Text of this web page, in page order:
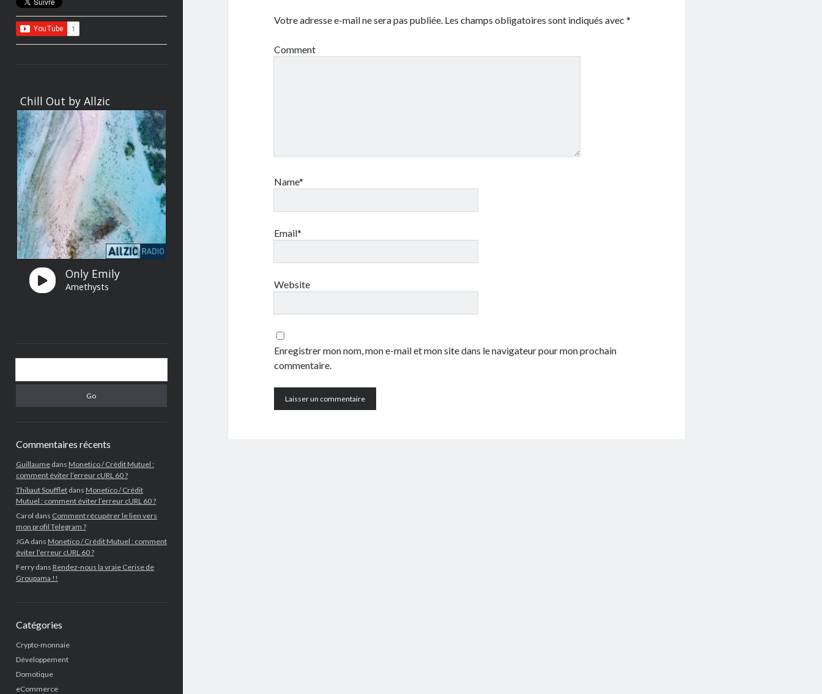
Commentaires récents
Guillaumedans Monetico / Crédit Mutuel :
comment éviter l’erreur cURL 60 ?
Thibaut Souffletdans Monetico / Crédit
Mutuel : comment éviter l’erreur cURL 60 ?
Carol dans Comment récupérer le lien vers
mon profil Telegram ?
JGAdans Monetico / Crédit Mutuel : comment
éviter l’erreur cURL 60 ?
Ferrydans Rendez-nous la vraie Cerise de
Groupama !!
Catégories
Crypto-monnaie
Développement
Domotique
eCommerce
Votre adresse e-mail ne sera pas publiée. Les champs obligatoires sont indiqués avec*
Comment
Name*
Email*
Website
Enregistrer mon nom, mon e-mail et mon site dans le navigateur pour mon prochain
commentaire.